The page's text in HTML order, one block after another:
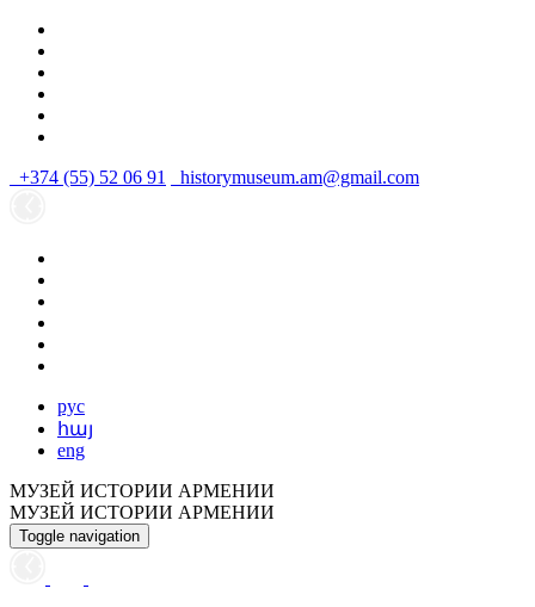
+374 (55) 52 06 91 historymuseum.am@gmail.com
рус
հայ
eng
МУЗЕЙ ИСТОРИИ АРМЕНИИ
МУЗЕЙ ИСТОРИИ АРМЕНИИ
Toggle navigation